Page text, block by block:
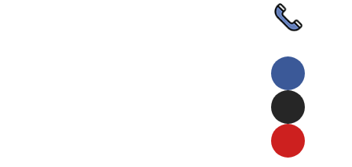
למי מאתנו אין זיכרון ילדות כזה או אחר מהשכונה שלו… משחקים
ששיחקנו, חבורות שהיינו חלק מהן, הרחובות שבהם הסתובבנו
כבעלי הבית. בתלֿ אביב-יפו ישנם בתי ספר וגנים שהם השכונה
הזדמנות להיפגש עם המנהיגות והמנהיגים החינוכיים הפועלים
לייצר זהות קהילתית משותפת ולהפוך את הגן ואת בית הספר